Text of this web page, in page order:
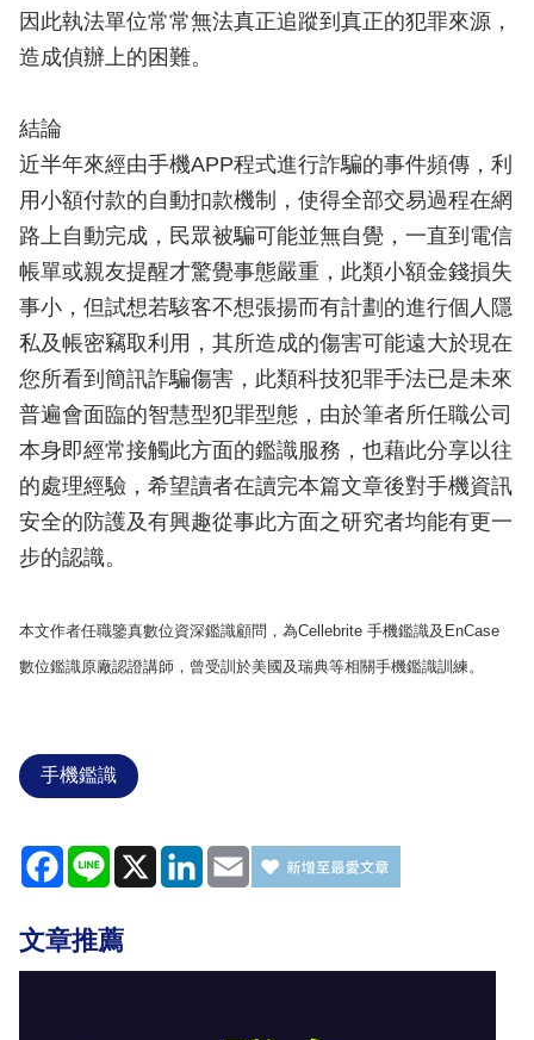
因此執法單位常常無法真正追蹤到真正的犯罪來源，
造成偵辦上的困難。
結論
近半年來經由手機APP程式進行詐騙的事件頻傳，利
用小額付款的自動扣款機制，使得全部交易過程在網
路上自動完成，民眾被騙可能並無自覺，一直到電信
帳單或親友提醒才驚覺事態嚴重，此類小額金錢損失
事小，但試想若駭客不想張揚而有計劃的進行個人隱
私及帳密竊取利用，其所造成的傷害可能遠大於現在
您所看到簡訊詐騙傷害，此類科技犯罪手法已是未來
普遍會面臨的智慧型犯罪型態，由於筆者所任職公司
本身即經常接觸此方面的鑑識服務，也藉此分享以往
的處理經驗，希望讀者在讀完本篇文章後對手機資訊
安全的防護及有興趣從事此方面之研究者均能有更一
步的認識。
本文作者任職鑒真數位資深鑑識顧問，為Cellebrite 手機鑑識及EnCase
數位鑑識原廠認證講師，曾受訓於美國及瑞典等相關手機鑑識訓練。
手機鑑識
Facebook
Line X LinkedIn
Email
文章推薦